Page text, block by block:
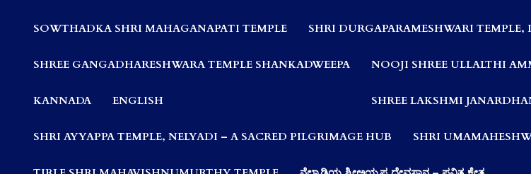
SOWTHADKA SHRI MAHAGANAPATI TEMPLE SHRI DURGAPARAMESHWARI
SHREE GANGADHARESHWARA TEMPLE SHANKADWEEPA
KANNADA ENGLISH
NOOJI SHREE ULLALTHI
SHREE LAKSHMI
SHRI AYYAPPA TEMPLE, NELYADI – A SACRED PILGRIMAGE HUB SHRI